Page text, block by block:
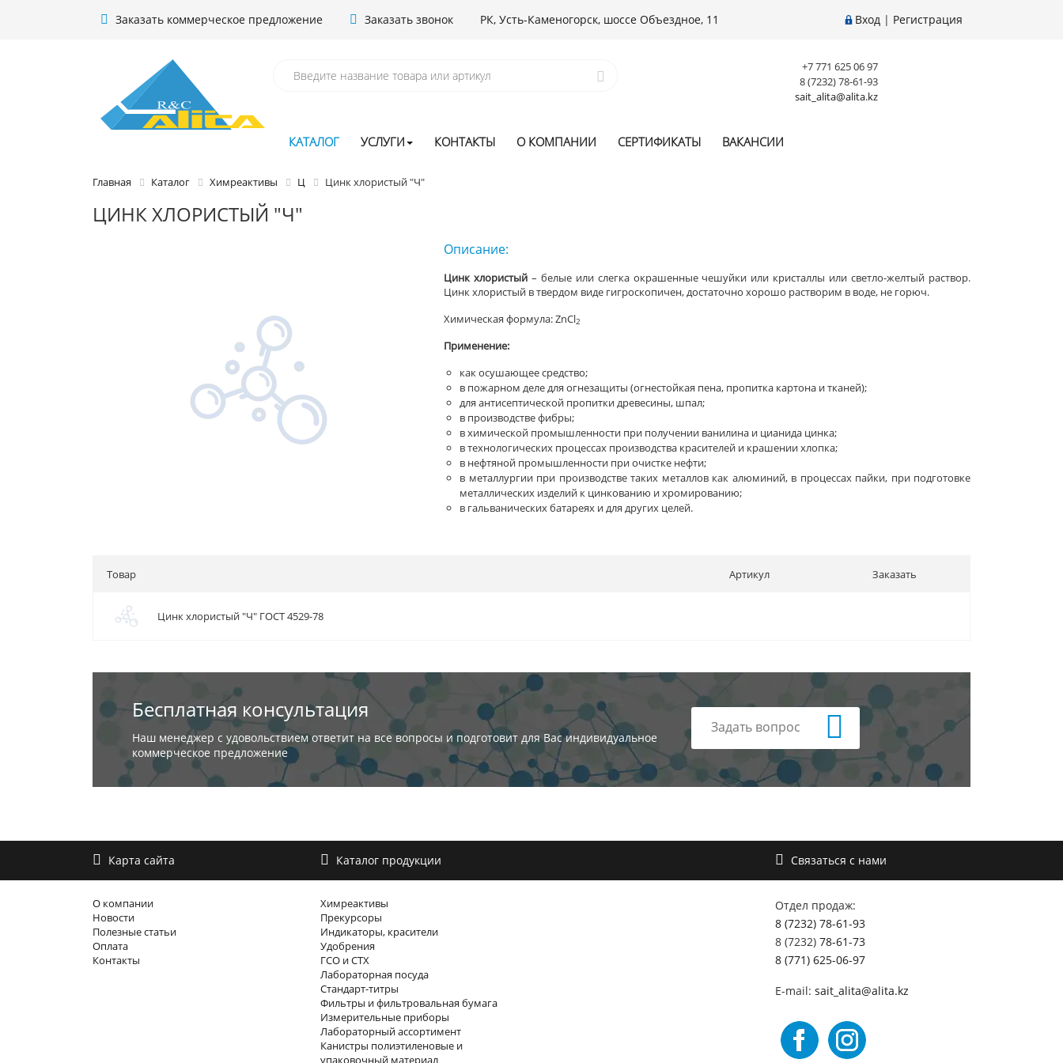
Заказать коммерческое предложение Заказать звонок РК, Усть-Каменогорск, шоссе Объездное, 11 Вход | Регистрация
+7 771 625 06 97
8 (7232) 78-61-93
sait_alita@alita.kz
КАТАЛОГ УСЛУГИ КОНТАКТЫ О КОМПАНИИ СЕРТИФИКАТЫ ВАКАНСИИ
Главная Каталог Химреактивы Ц Цинк хлористый "Ч"
ЦИНК ХЛОРИСТЫЙ "Ч"
Описание:
Цинк хлористый– белые или слегка окрашенные чешуйки или кристаллы или светло-желтый раствор.
Цинк хлористый в твердом виде гигроскопичен, достаточно хорошо растворим в воде, не горюч.
Химическая формула: ZnCl2
Применение:
как осушающее средство;
в пожарном деле для огнезащиты (огнестойкая пена, пропитка картона и тканей);
для антисептической пропитки древесины, шпал;
в производстве фибры;
в химической промышленности при получении ванилина и цианида цинка;
в технологических процессах производства красителей и крашении хлопка;
в нефтяной промышленности при очистке нефти;
в металлургии при производстве таких металлов как алюминий, в процессах пайки, при подготовке
металлических изделий к цинкованию и хромированию;
в гальванических батареях и для других целей.
Товар Артикул Заказать
Цинк хлористый "Ч" ГОСТ 4529-78
Бесплатная консультация
Наш менеджер с удовольствием ответит на все вопросы и подготовит для Вас индивидуальное
коммерческое предложение
Задать вопрос
Карта сайта Каталог продукции Связаться с нами
О компании
Новости
Полезные статьи
Оплата
Контакты
Химреактивы
Прекурсоры
Индикаторы, красители
Удобрения
ГСО и СТХ
Лабораторная посуда
Стандарт-титры
Фильтры и фильтровальная бумага
Измерительные приборы
Лабораторный ассортимент
Канистры полиэтиленовые и
упаковочный материал
Отдел продаж:
8 (7232) 78-61-93
8 (7232) 78-61-73
8 (771) 625-06-97
E-mail: sait_alita@alita.kz